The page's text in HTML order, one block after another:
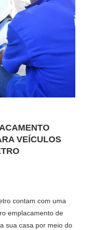
VEÍCULOS
contam com uma
emplacamento de
sua casa por meio do